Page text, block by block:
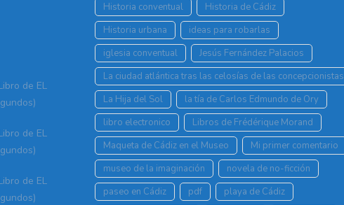
de EL
de EL
de EL
Historia conventual
Historia de Cádiz
Historia urbana
ideas para robarlas
iglesia conventual
Jesús Fernández Palacios
La ciudad atlántica tras las celosías de las concepcionistas
La Hija del Sol
la tía de Carlos Edmundo de Ory
libro electronico
Libros de Frédérique Morand
Maqueta de Cádiz en el Museo
Mi primer comentario
museo de la imaginación
novela de no-ficción
paseo en Cádiz
pdf
playa de Cádiz